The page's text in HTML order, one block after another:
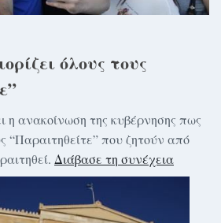
όλους τους
η ανακοίνωση της κυβέρνησης πως
“Παραιτηθείτε” που ζητούν από
Διάβασε τη συνέχεια